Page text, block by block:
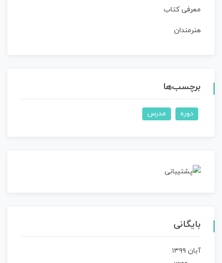
معرفی کتاب
هنرمندان
برچسب‌ها
دوره مدرس
بایگانی
آبان ۱۳۹۹